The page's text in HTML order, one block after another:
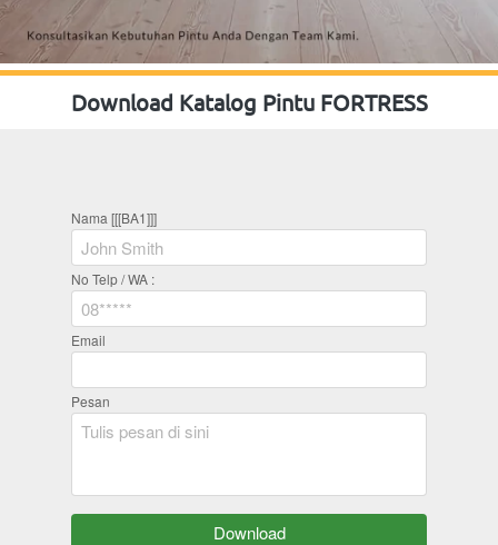
Download Katalog Pintu FORTRESS
Nama [[[BA1]]]
No Telp / WA :
Email
Pesan
`Download